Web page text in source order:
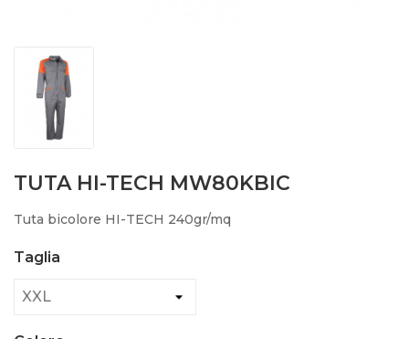
TUTA HI-TECH MW80KBIC
Tuta bicolore HI-TECH 240gr/mq
Taglia